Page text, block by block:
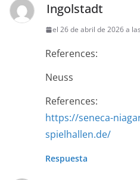
Ingolstadt
el 26 de abril de 2026 a
References:
Neuss
References:
https://seneca-
spielhallen.de/
Respuesta